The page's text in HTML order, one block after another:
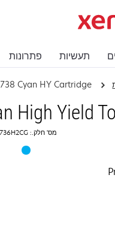
תעשיות פתרונות
Cyan HY Cartridge
High Yield
מס' חלק.: C736H2CG